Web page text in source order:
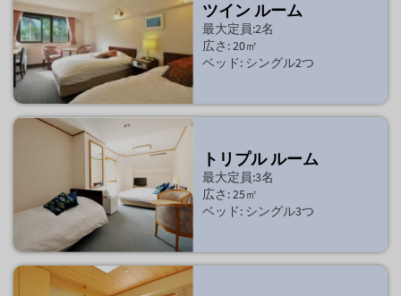
ツイン ルーム
最大定員:2名
広さ: 20㎡
ベッド: シングル2つ
トリプル ルーム
最大定員:3名
広さ: 25㎡
ベッド: シングル3つ